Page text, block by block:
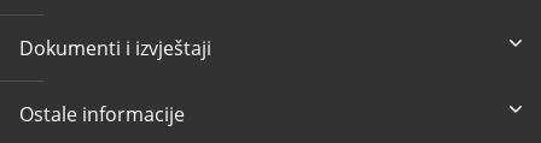
Dokumenti i izvještaji
Ostale informacije